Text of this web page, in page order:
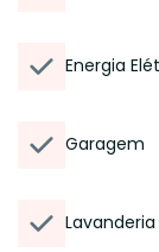
Energia
Garagem
Lavanderia